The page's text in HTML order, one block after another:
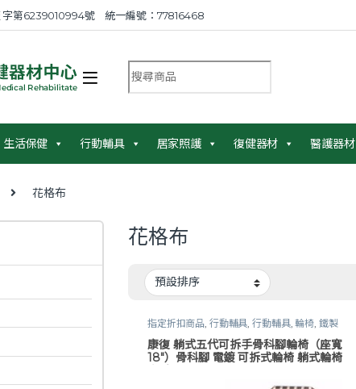
字第6239010994號 統一編號：77816468
搜尋商品：
生活保健 行動輔具 居家照護 復健器材 醫護器材
花格布
花格布
指定折扣商品, 行動輔具,行動輔具,輪椅, 鐵製
/ 電鍍輪椅,長照專區,高背 / 傾倒輪椅
康復 躺式五代可拆手骨科腳輪椅（座寬
18″）骨科腳 電鍍 可拆式輪椅 躺式輪椅